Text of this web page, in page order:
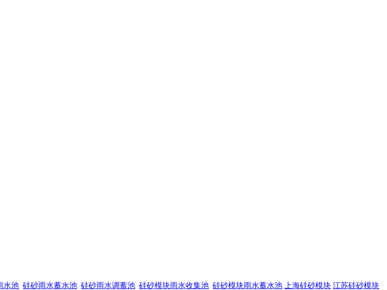
水池 硅砂雨水蓄水池 硅砂雨水调蓄池 硅砂模块雨水收集池 硅砂模块雨水蓄水池 上海硅砂模块 江苏硅砂模块